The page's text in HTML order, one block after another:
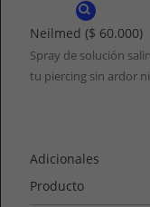
Neilmed ($ 60.000)
Spray de solución
tu piercing sin ardor
Adicionales
Producto